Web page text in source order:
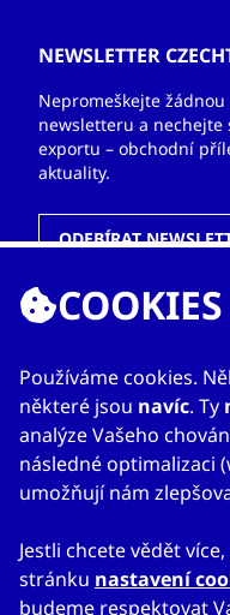
NEWSLETTER
Nepromeškejte
newsletteru a nechejte
exportu – obchodní
aktuality.
ODEBÍRAT
ODKAZY
O nás
Zahraniční kanceláře
Služby
Kontakty
COOKIES
Používáme cookies.
některé jsou navíc. Ty
analýze Vašeho
následné optimalizaci
umožňují nám
Jestli chcete vědět
stránku nastavení
budeme respektovat